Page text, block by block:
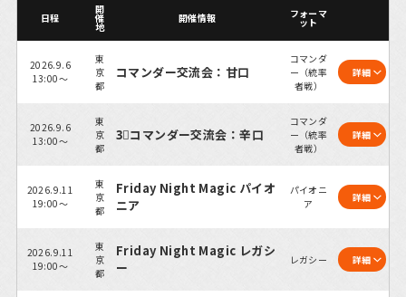
日程
開
催
地
開催情報 フォーマ
ット
2026.9.6
13:00～
東
京
都
コマンダー交流会：甘口
コマンダ
ー（統率
者戦）
詳細
2026.9.6
13:00～
東
京
都
3⃣コマンダー交流会：辛口
コマンダ
ー（統率
者戦）
詳細
2026.9.11
19:00～
東
京
都
Friday Night Magic パイオ
ニア
パイオニ
ア
詳細
2026.9.11
19:00～
東
京
都
Friday Night Magic レガシ
ー
レガシー 詳細